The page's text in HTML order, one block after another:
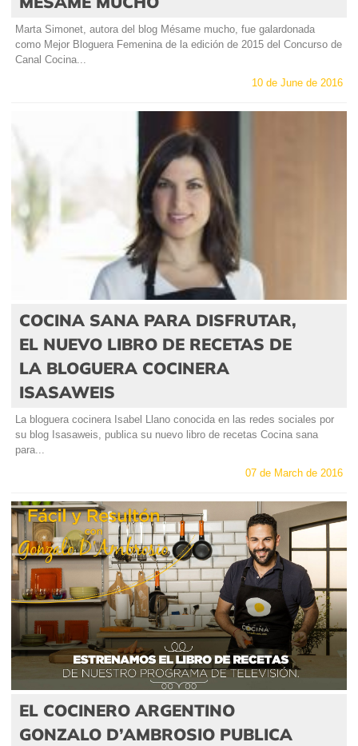
Marta Simonet, autora del blog Mésame mucho, fue galardonada
como Mejor Bloguera Femenina de la edición de 2015 del Concurso de
Canal Cocina...
10 de June de 2016
COCINA SANA PARA DISFRUTAR,
EL NUEVO LIBRO DE RECETAS DE
LA BLOGUERA COCINERA
ISASAWEIS
La bloguera cocinera Isabel Llano conocida en las redes sociales por
su blog Isasaweis, publica su nuevo libro de recetas Cocina sana
para...
07 de March de 2016
EL COCINERO ARGENTINO
GONZALO D’AMBROSIO PUBLICA